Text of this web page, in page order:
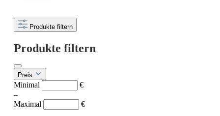
Produkte filtern
Produkte filtern
Preis
Minimal
€
–
Maximal
€